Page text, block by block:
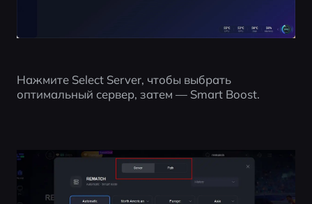
Нажмите Select Server, чтобы выбрать
оптимальный сервер, затем — Smart Boost.